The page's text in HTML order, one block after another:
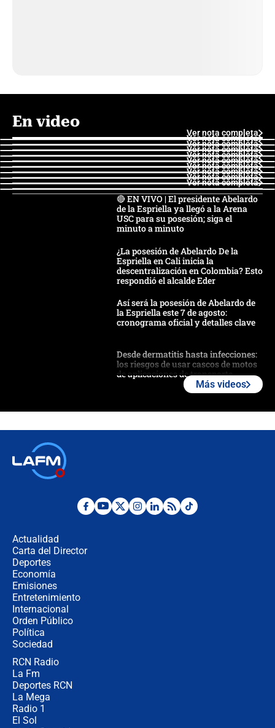
En video
Ver nota completa
Ver nota completa
Ver nota completa
Ver nota completa
Ver nota completa
Ver nota completa
Ver nota completa
Ver nota completa
Ver nota completa
Ver nota completa
🔴 EN VIVO | El presidente Abelardo
de la Espriella ya llegó a la Arena
USC para su posesión; siga el
minuto a minuto
¿La posesión de Abelardo De la
Espriella en Cali inicia la
descentralización en Colombia? Esto
respondió el alcalde Eder
Así será la posesión de Abelardo de
la Espriella este 7 de agosto:
cronograma oficial y detalles clave
Desde dermatitis hasta infecciones:
los riesgos de usar cascos de motos
de aplicaciones de transporte
Posesión de Abelardo De La Espriella
Más videos
Actualidad
Carta del Director
Deportes
Economía
Emisiones
Entretenimiento
Internacional
Orden Público
Política
Sociedad
RCN Radio
La Fm
Deportes RCN
La Mega
Radio 1
El Sol